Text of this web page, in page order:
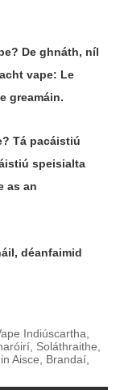
De ghnáth, níl
vape: Le
greamáin.
Tá pacáistiú
speisialta
as an
déanfaimid
Indiúscartha,
Soláthraithe,
Aisce, Brandaí,